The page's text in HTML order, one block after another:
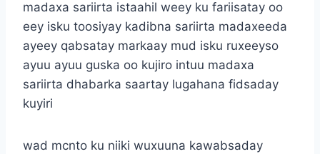
madaxa sariirta istaahil weey ku fariisatay oo
eey isku toosiyay kadibna sariirta madaxeeda
ayeey qabsatay markaay mud isku ruxeeyso
ayuu ayuu guska oo kujiro intuu madaxa
sariirta dhabarka saartay lugahana fidsaday
kuyiri
wad mcnto ku niiki wuxuuna kawabsaday